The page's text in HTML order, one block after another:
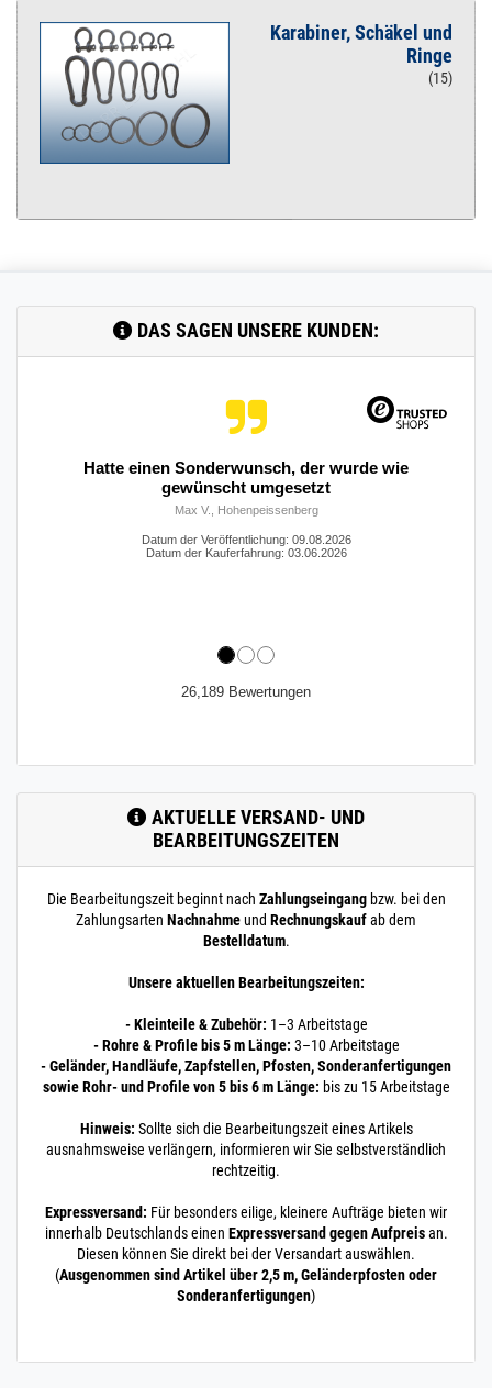
Karabiner, Schäkel und
Ringe
(15)
DAS SAGEN UNSERE KUNDEN:
Wie immer,alles gut.
Datum der Kauferfahrung: 19.05.2026
26,189 Bewertungen
AKTUELLE VERSAND- UND
BEARBEITUNGSZEITEN
Die Bearbeitungszeit beginnt nach Zahlungseingangbzw. bei den
Zahlungsarten Nachnahmeund Rechnungskaufab dem
Bestelldatum.
Unsere aktuellen Bearbeitungszeiten:
- Kleinteile & Zubehör: 1–3 Arbeitstage
- Rohre & Profile bis 5 m Länge: 3–10 Arbeitstage
- Geländer, Handläufe, Zapfstellen, Pfosten, Sonderanfertigungen
sowie Rohr- und Profile von 5 bis 6 m Länge: bis zu 15 Arbeitstage
Hinweis: Sollte sich die Bearbeitungszeit eines Artikels
ausnahmsweise verlängern, informieren wir Sie selbstverständlich
rechtzeitig.
Expressversand: Für besonders eilige, kleinere Aufträge bieten wir
innerhalb Deutschlands einen Expressversand gegen Aufpreisan.
Diesen können Sie direkt bei der Versandart auswählen.
(Ausgenommen sind Artikel über 2,5 m, Geländerpfosten oder
Sonderanfertigungen)